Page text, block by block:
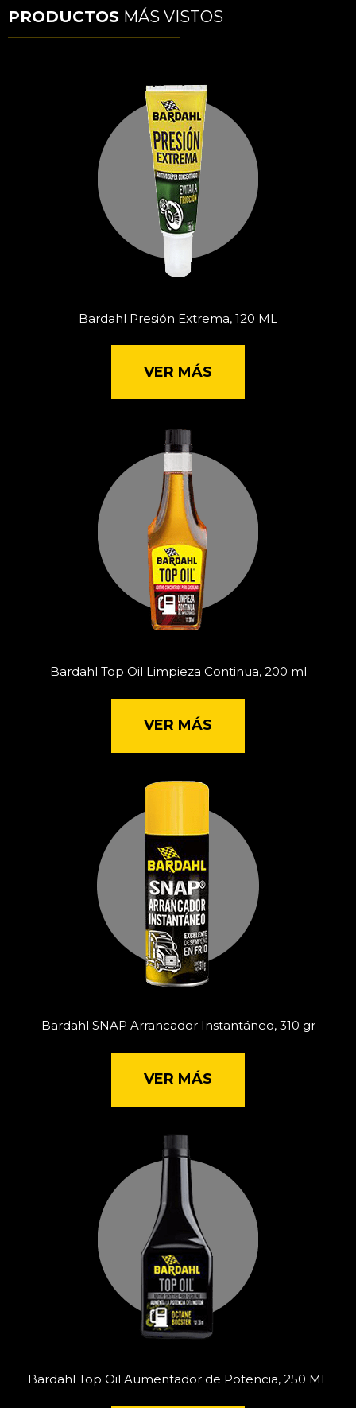
PRODUCTOS MÁS VISTOS
Bardahl Presión Extrema, 120 ML
VER MÁS
Bardahl Top Oil Limpieza Continua, 200 ml
VER MÁS
Bardahl SNAP Arrancador Instantáneo, 310 gr
VER MÁS
Bardahl Top Oil Aumentador de Potencia, 250 ML